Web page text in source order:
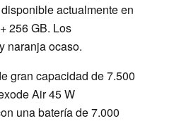
actualmente en
256 GB. Los
naranja ocaso.
gran capacidad de 7.500
Air 45 W
una batería de 7.000